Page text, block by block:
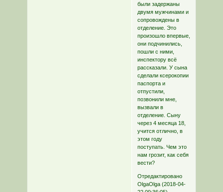
были задержаны
двумя мужчинами и
сопровождены в
отделение. Это
произошло впервые,
они подчинились,
пошли с ними,
инспектору всё
рассказали. У сына
сделали ксерокопии
паспорта и
отпустили,
позвонили мне,
вызвали в
отделение. Сыну
через 4 месяца 18,
учится отлично, в
этом году
поступать. Чем это
нам грозит, как себя
вести?
Отредактировано
OlgaOlga (2018-04-